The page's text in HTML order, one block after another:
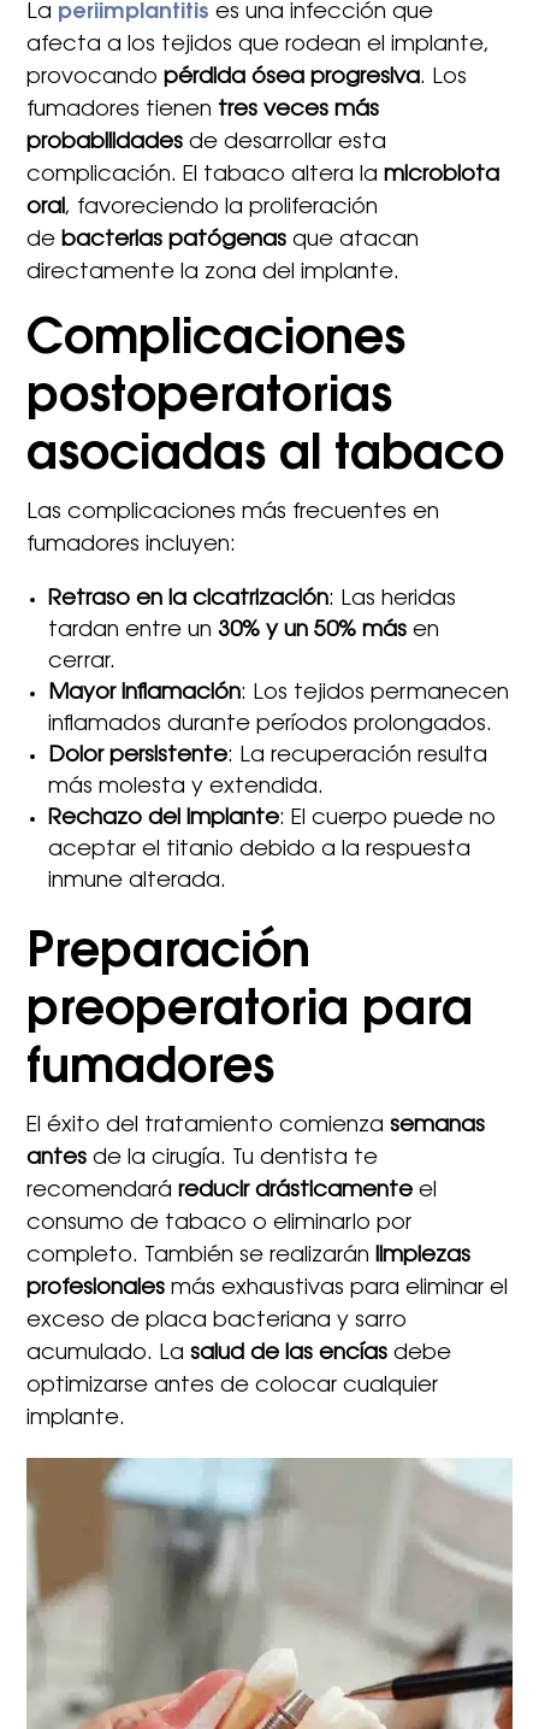
La periimplantitis es una infección que
afecta a los tejidos que rodean el implante,
provocando pérdida ósea progresiva. Los
fumadores tienen tres veces más
probabilidades de desarrollar esta
complicación. El tabaco altera la microbiota
oral, favoreciendo la proliferación
de bacterias patógenas que atacan
directamente la zona del implante.
Complicaciones
postoperatorias
asociadas al tabaco
Las complicaciones más frecuentes en
fumadores incluyen:
Retraso en la cicatrización: Las heridas
tardan entre un30% y un 50% más en
cerrar.
Mayor inflamación: Los tejidos permanecen
inflamados durante períodos prolongados.
Dolor persistente: La recuperación resulta
más molesta y extendida.
Rechazo del implante: El cuerpo puede no
aceptar el titanio debido a la respuesta
inmune alterada.
Preparación
preoperatoria para
fumadores
El éxito del tratamiento comienzasemanas
antes de la cirugía. Tu dentista te
recomendará reducir drásticamente el
consumo de tabaco o eliminarlo por
completo. También se realizarán
limpiezas
profesionales más exhaustivas para eliminar el
exceso de placa bacteriana y sarro
acumulado. Lasalud de las encías debe
optimizarse antes de colocar cualquier
implante.